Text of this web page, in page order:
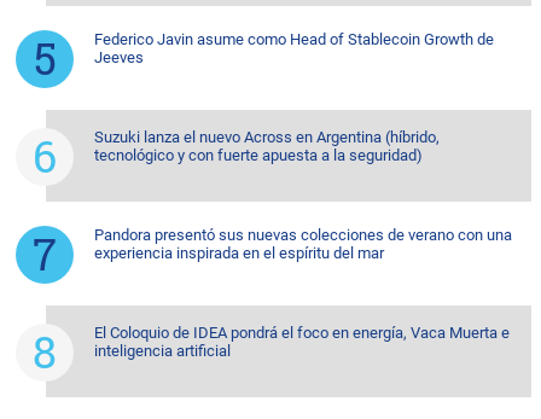
Federico Javin asume como Head of Stablecoin Growth de
Jeeves
Suzuki lanza el nuevo Across en Argentina (híbrido,
tecnológico y con fuerte apuesta a la seguridad)
Pandora presentó sus nuevas colecciones de verano con una
experiencia inspirada en el espíritu del mar
El Coloquio de IDEA pondrá el foco en energía, Vaca Muerta e
inteligencia artificial